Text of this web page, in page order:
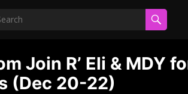
Join R’ Eli & MDY
(Dec 20-22)